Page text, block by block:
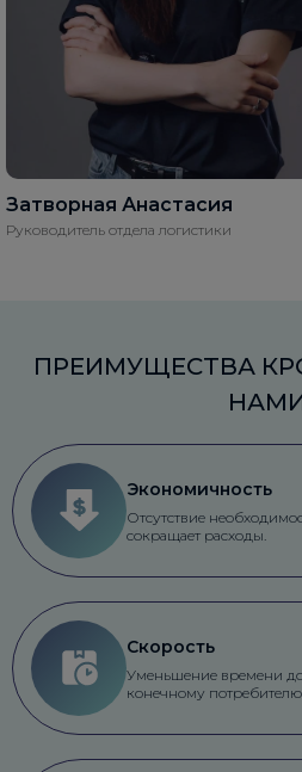
Затворная Анастасия
Руководитель отдела логистики
ПРЕИМУЩЕСТВА
Экономичность
Отсутствие
сокращает расходы.
Скорость
Уменьшение времени
конечному потребителю.